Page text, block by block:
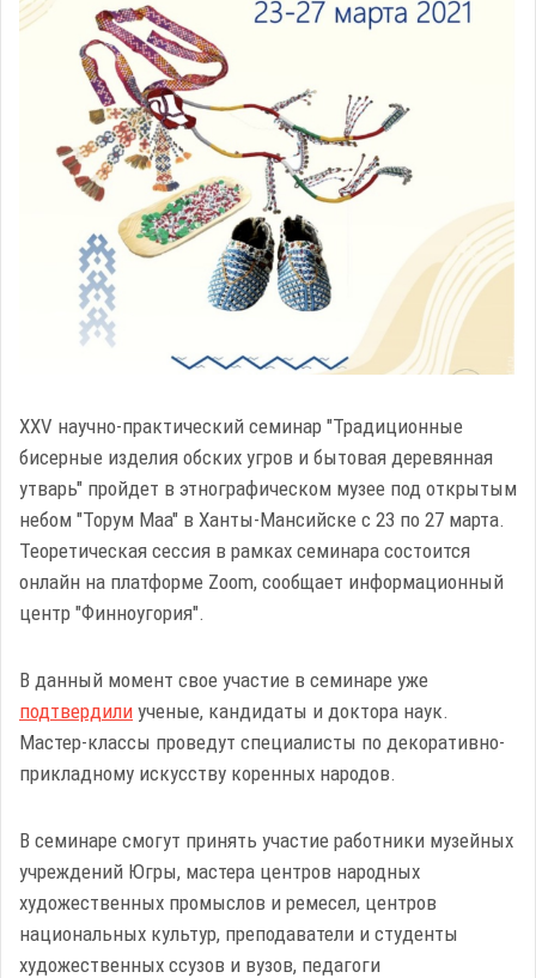
XXV научно-практический семинар "Традиционные
бисерные изделия обских угров и бытовая деревянная
утварь" пройдет в этнографическом музее под открытым
небом "Торум Маа" в Ханты-Мансийске с 23 по 27 марта.
Теоретическая сессия в рамках семинара состоится
онлайн на платформе Zoom, сообщает информационный
центр "Финноугория".
В данный момент свое участие в семинаре уже
подтвердили ученые, кандидаты и доктора наук.
Мастер-классы проведут специалисты по декоративно-
прикладному искусству коренных народов.
В семинаре смогут принять участие работники музейных
учреждений Югры, мастера центров народных
художественных промыслов и ремесел, центров
национальных культур, преподаватели и студенты
художественных ссузов и вузов, педагоги